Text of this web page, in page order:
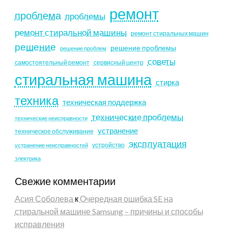
проблема проблемы ремонт
ремонт стиральной машины ремонт стиральных машин
решение решение проблем решение проблемы
самостоятельный ремонт сервисный центр советы
стиральная машина стирка
техника техническая поддержка
технические неисправности технические проблемы
техническое обслуживание устранение
устранение неисправностей устройство эксплуатация
электрика
Свежие комментарии
Асия Соболева к Очередная ошибка SE на
стиральной машине Samsung – причины и способы
исправления